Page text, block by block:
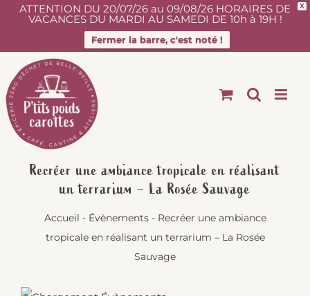
X
ATTENTION DU 20/07/26 au 09/08/26 HORAIRES DE
VACANCES DU MARDI AU SAMEDI DE 10h à 19H !
Fermer la barre, c'est noté !
Passer
au
contenu
Recréer une ambiance tropicale en réalisant
un terrarium – La Rosée Sauvage
Accueil - Évènements- Recréer une ambiance
tropicale en réalisant un terrarium – La Rosée
Sauvage